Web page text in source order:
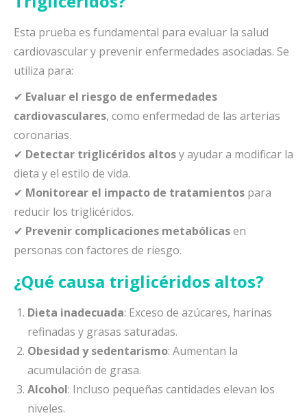
Esta prueba es fundamental para evaluar la salud
cardiovascular y prevenir enfermedades asociadas. Se
utiliza para:
✔ Evaluar el riesgo de enfermedades
cardiovasculares, como enfermedad de las arterias
coronarias.
✔ Detectar triglicéridos altosy ayudar a modificar la
dieta y el estilo de vida.
✔ Monitorear el impacto de tratamientos para
reducir los triglicéridos.
✔ Prevenir complicaciones metabólicasen
personas con factores de riesgo.
¿Qué causa triglicéridos altos?
Dieta inadecuada: Exceso de azúcares, harinas
refinadas y grasas saturadas.
Obesidad y sedentarismo: Aumentan la
acumulación de grasa.
Alcohol: Incluso pequeñas cantidades elevan los
niveles.